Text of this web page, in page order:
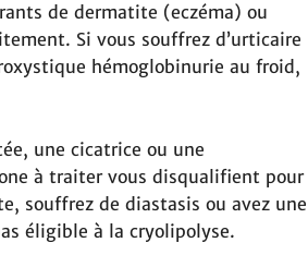
de dermatite (eczéma) ou
Si vous souffrez d’urticaire
hémoglobinurie au froid,
une cicatrice ou une
à traiter vous disqualifient pour
souffrez de diastasis ou avez une
éligible à la cryolipolyse.